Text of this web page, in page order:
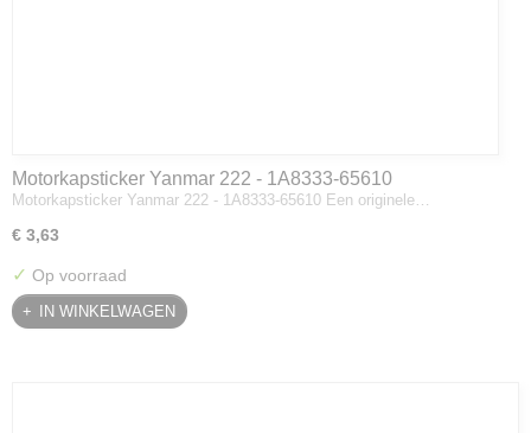
Motorkapsticker Yanmar 222 - 1A8333-65610
Motorkapsticker Yanmar 222 - 1A8333-65610 Een originele…
€ 3,63
✓ Op voorraad
IN WINKELWAGEN